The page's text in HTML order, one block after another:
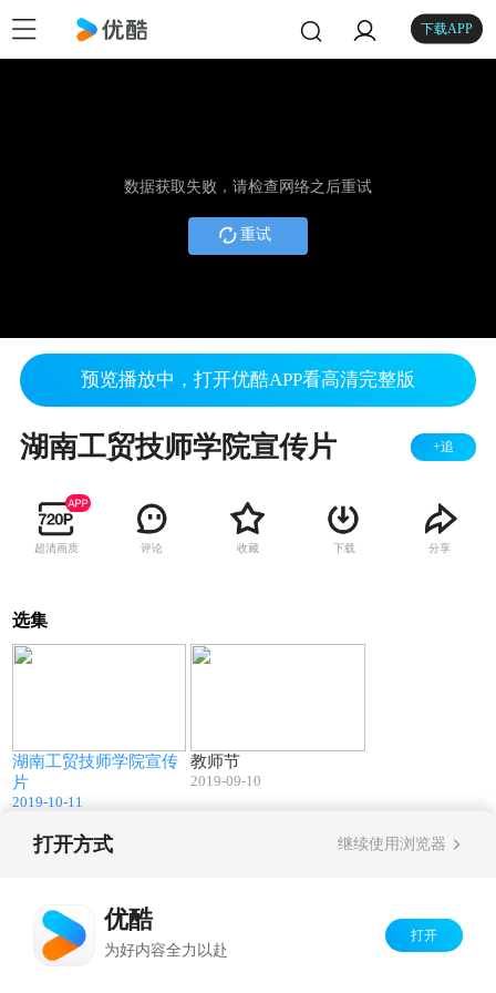
下载APP
数据获取失败，请检查网络之后重试
重试
预览播放中，打开优酷APP看高清完整版
湖南工贸技师学院宣传片 +追
超清画质 评论 收藏 下载 分享
选集
湖南工贸技师学院宣传
片
2019-10-11
教师节
2019-09-10
打开方式 继续使用浏览器
优酷
为好内容全力以赴
打开